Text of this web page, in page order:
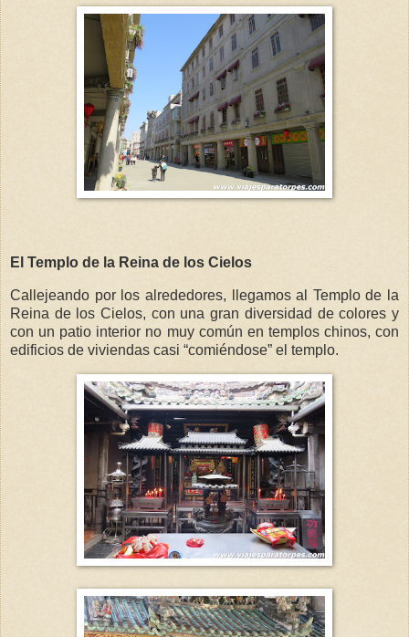
El Templo de la Reina de los Cielos
Callejeando por los alrededores, llegamos al Templo de la
Reina de los Cielos, con una gran diversidad de colores y
con un patio interior no muy común en templos chinos, con
edificios de viviendas casi “comiéndose” el templo.